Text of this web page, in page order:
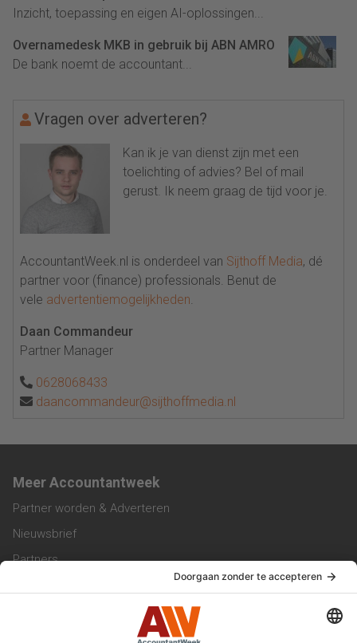
Inzicht, toepassing en eigen AI-oplossingen...
Overnamedesk MKB in gebruik bij ABN AMRO
De bank noemt de accountant...
Vragen over adverteren?
Kan ik je van dienst zijn met een
toelichting of advies? Bel of mail
gerust. Ik neem graag de tijd voor je.
AccountantWeek.nl is onderdeel van Sijthoff Media, dé
partner voor (finance) professionals. Benut de
vele advertentiemogelijkheden.
Daan Commandeur
Partner Manager
0628068433
daancommandeur@sijthoffmedia.nl
Meer Accountantweek
Partner worden & Adverteren
Nieuwsbrief
Partners